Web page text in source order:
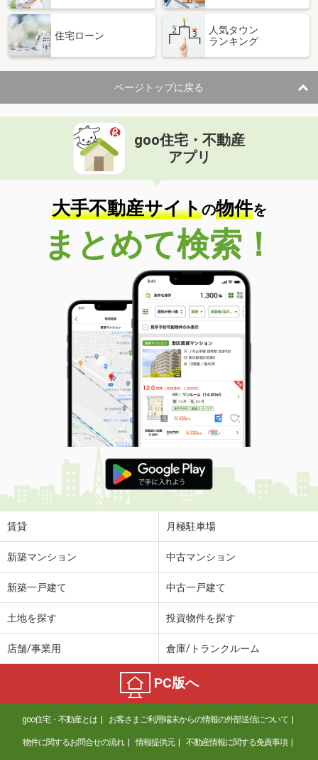
住宅ローン
人気タウン
ランキング
ページトップに戻る
goo住宅・不動産
アプリ
大手不動産サイトの物件を
まとめて検索！
賃貸 月極駐車場
新築マンション 中古マンション
新築一戸建て 中古一戸建て
土地を探す 投資物件を探す
店舗/事業用 倉庫/トランクルーム
PC版へ
goo住宅・不動産とは お客さまご利用端末からの情報の外部送信について
物件に関するお問合せの流れ 情報提供元 不動産情報に関する免責事項